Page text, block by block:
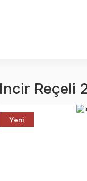
Incir Reçeli
Yeni